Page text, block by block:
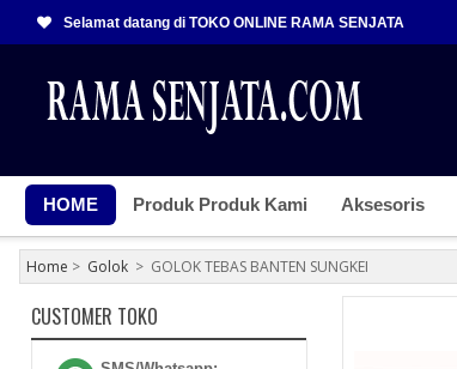
Selamat datang di TOKO ONLINE RAMA SENJATA
HOME Produk Produk Kami Aksesoris
Home > Golok > GOLOK TEBAS BANTEN SUNGKEI
CUSTOMER TOKO